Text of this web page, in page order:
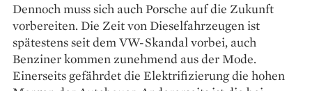
Dennoch muss sich auch Porsche auf die Zukunft
vorbereiten. Die Zeit von Dieselfahrzeugen ist
spätestens seit dem VW-Skandal vorbei, auch
Benziner kommen zunehmend aus der Mode.
Einerseits gefährdet die Elektrifizierung die hohen